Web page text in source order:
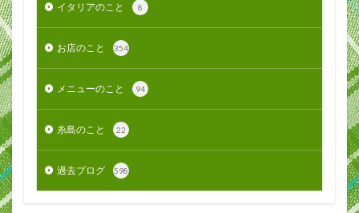
イタリアのこと 8
お店のこと 354
メニューのこと 94
糸島のこと 22
過去ブログ 598